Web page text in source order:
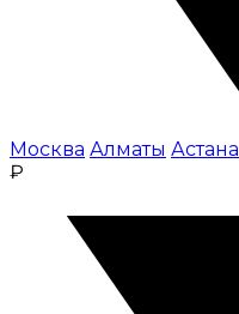
Москва Алматы Астана
₽